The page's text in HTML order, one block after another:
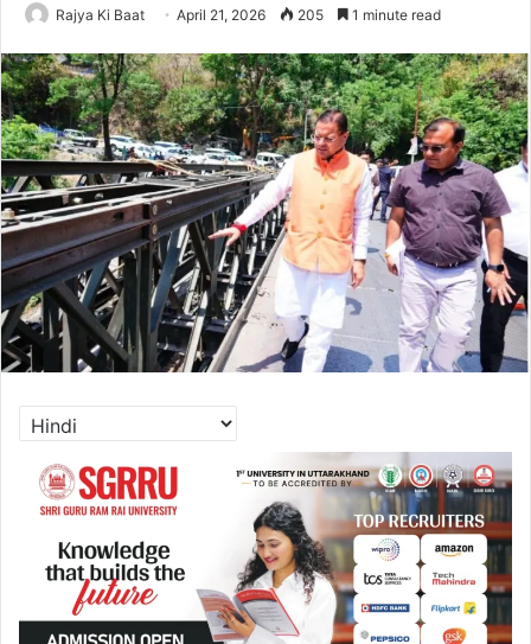
Rajya Ki Baat April 21, 2026 205 1 minute read